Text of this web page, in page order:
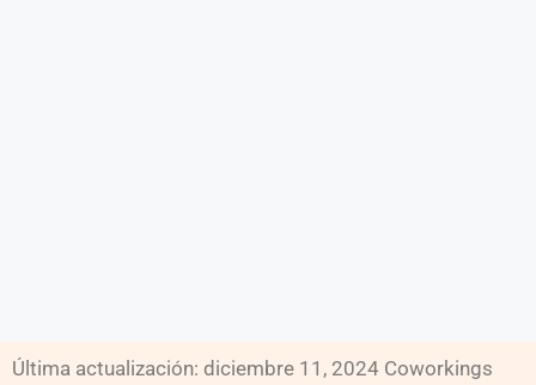
Última actualización: diciembre 11, 2024 Coworkings